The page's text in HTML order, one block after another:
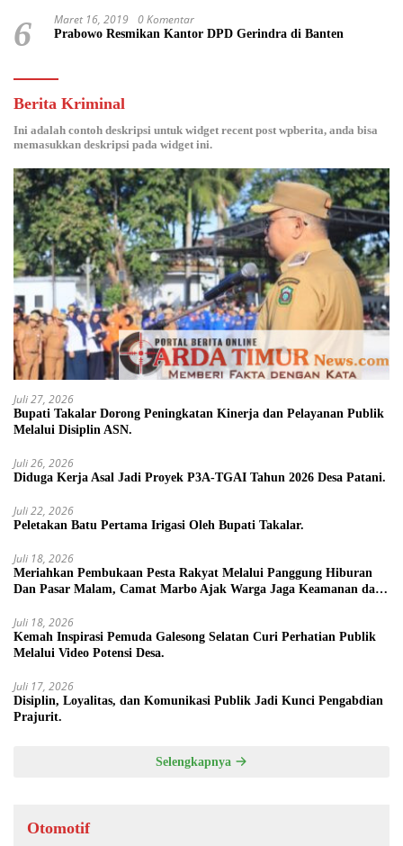
6 Maret 16, 2019 0 Komentar
Prabowo Resmikan Kantor DPD Gerindra di Banten
Berita Kriminal
Ini adalah contoh deskripsi untuk widget recent post wpberita, anda bisa
memasukkan deskripsi pada widget ini.
Juli 27, 2026
Bupati Takalar Dorong Peningkatan Kinerja dan Pelayanan Publik
Melalui Disiplin ASN.
Juli 26, 2026
Diduga Kerja Asal Jadi Proyek P3A-TGAI Tahun 2026 Desa Patani.
Juli 22, 2026
Peletakan Batu Pertama Irigasi Oleh Bupati Takalar.
Juli 18, 2026
Meriahkan Pembukaan Pesta Rakyat Melalui Panggung Hiburan
Dan Pasar Malam, Camat Marbo Ajak Warga Jaga Keamanan dan
Juli 18, 2026
Kemah Inspirasi Pemuda Galesong Selatan Curi Perhatian Publik
Melalui Video Potensi Desa.
Juli 17, 2026
Disiplin, Loyalitas, dan Komunikasi Publik Jadi Kunci Pengabdian
Prajurit.
Selengkapnya
Otomotif